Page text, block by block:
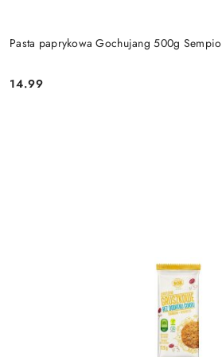
Pasta paprykowa Gochujang 500g Sempio
Cena:
14.99